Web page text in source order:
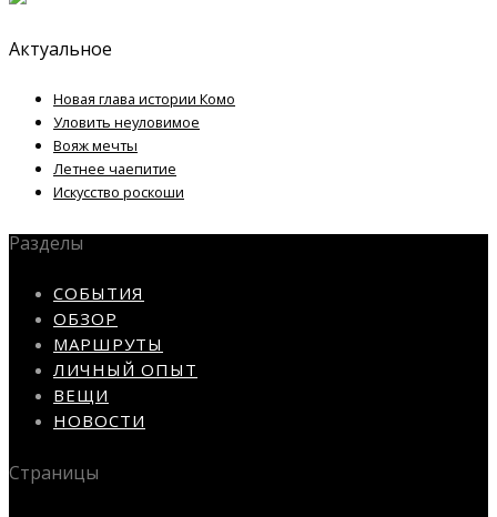
Актуальное
Новая глава истории Комо
Уловить неуловимое
Вояж мечты
Летнее чаепитие
Искусство роскоши
Разделы
СОБЫТИЯ
ОБЗОР
МАРШРУТЫ
ЛИЧНЫЙ ОПЫТ
ВЕЩИ
НОВОСТИ
Страницы